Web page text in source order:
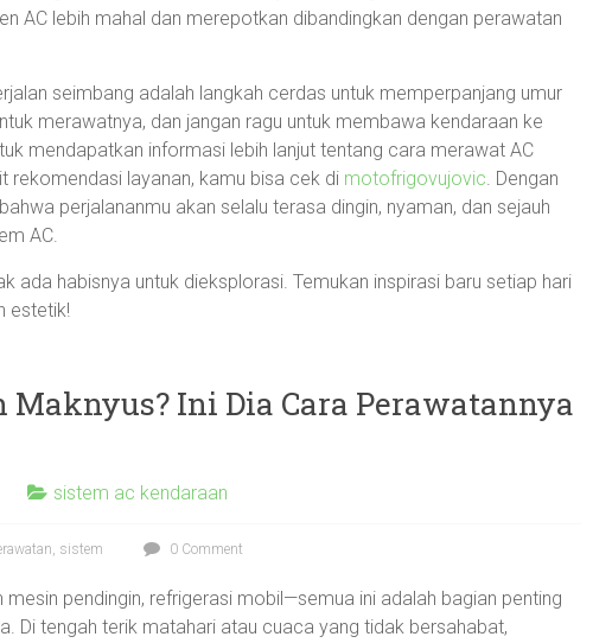
AC lebih mahal dan merepotkan dibandingkan dengan perawatan
seimbang adalah langkah cerdas untuk memperpanjang umur
merawatnya, dan jangan ragu untuk membawa kendaraan ke
mendapatkan informasi lebih lanjut tentang cara merawat AC
rekomendasi layanan, kamu bisa cek di motofrigovujovic. Dengan
perjalananmu akan selalu terasa dingin, nyaman, dan sejauh
AC.
ada habisnya untuk dieksplorasi. Temukan inspirasi baru setiap hari
estetik!
Maknyus? Ini Dia Cara Perawatannya
sistem ac kendaraan
, sistem 0 Comment
pendingin, refrigerasi mobil—semua ini adalah bagian penting
Di tengah terik matahari atau cuaca yang tidak bersahabat,